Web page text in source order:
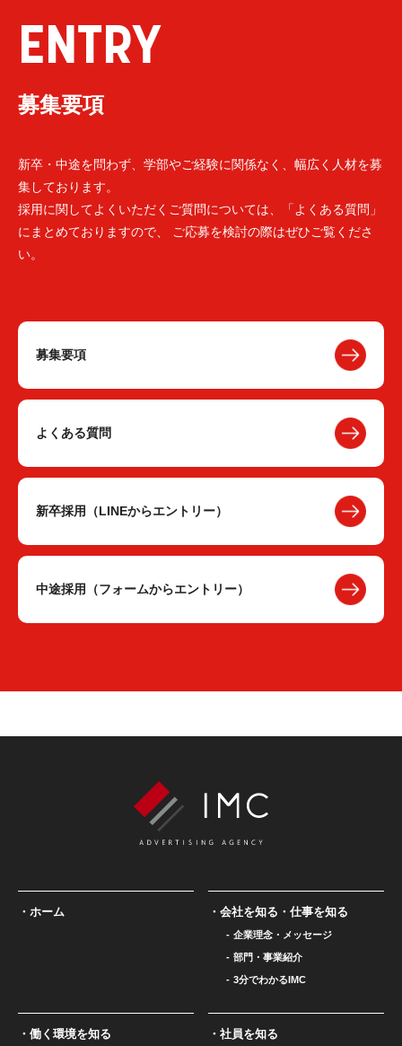
ENTRY
募集要項
新卒・中途を問わず、学部やご経験に関係なく、幅広く人材を募
集しております。
採用に関してよくいただくご質問については、「よくある質問」
にまとめておりますので、 ご応募を検討の際はぜひご覧くださ
い。
募集要項
よくある質問
新卒採用（LINEからエントリー）
中途採用（フォームからエントリー）
ホーム 会社を知る・仕事を知る
企業理念・メッセージ
部門・事業紹介
3分でわかるIMC
働く環境を知る 社員を知る